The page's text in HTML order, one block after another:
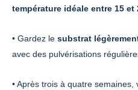
température idéale entre 15 et
• Gardez le substrat
avec des pulvérisations
• Après trois à quatre semaines,